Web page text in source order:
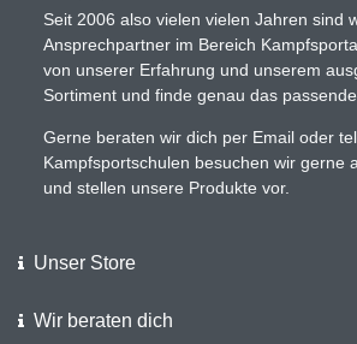
Seit 2006 also vielen vielen Jahren sind
Ansprechpartner im Bereich
von unserer Erfahrung und unserem
Sortiment und finde genau das
Gerne beraten wir dich per Email oder
Kampfsportschulen besuchen wir gerne
und stellen unsere Produkte vor.
Unser Store
Wir beraten dich